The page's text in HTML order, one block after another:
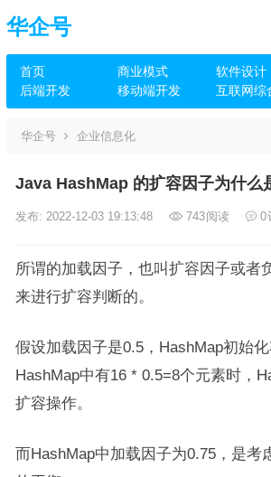
华企号
首页 商业模式 软件设计
后端开发
移动端开发 互联网综
华企号 企业信息化
Java HashMap 的扩容因子为什么
发布: 2022-12-03 19:13:48 743阅读 0
所谓的加载因子，也叫扩容因子或者
来进行扩容判断的。
假设加载因子是0.5，​​HashMap​​初始
HashMap​​中有​​16 * 0.5=8​​个元素时，​​
扩容操作。
而​​HashMap​​中加载因子为0.75，是考